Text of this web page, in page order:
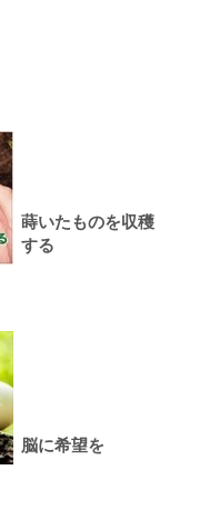
蒔いたものを収穫
する
脳に希望を